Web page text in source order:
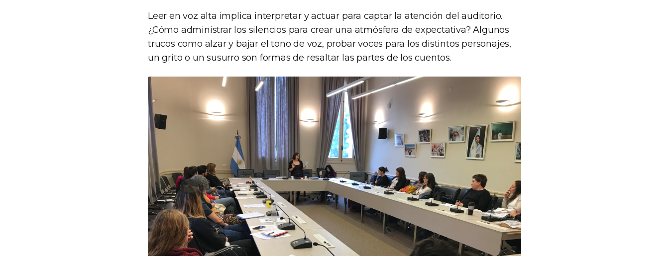
Leer en voz alta implica interpretar y actuar para captar la atención del auditorio.
¿Cómo administrar los silencios para crear una atmósfera de expectativa? Algunos
trucos como alzar y bajar el tono de voz, probar voces para los distintos personajes,
un grito o un susurro son formas de resaltar las partes de los cuentos.